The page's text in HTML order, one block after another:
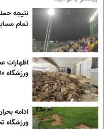
نتیجه
تمام
اظهارات
ورزشگاه ۱۱۰ هزار نفری تا مسقف کردن آزادی
ادامه